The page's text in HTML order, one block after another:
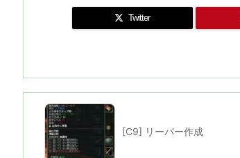
Twitter
[C9] リーパー作成